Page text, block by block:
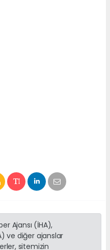
Ajansı (İHA),
ve diğer ajanslar
sitemizin